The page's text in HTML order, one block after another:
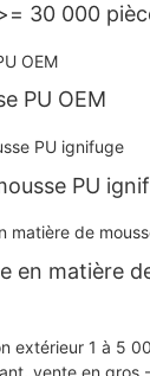
30 000
PU OEM
PU
en matière